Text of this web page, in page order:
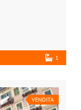
1
VENDITA